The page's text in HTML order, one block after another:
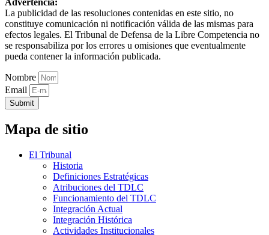
Advertencia:
La publicidad de las resoluciones contenidas en este sitio, no
constituye comunicación ni notificación válida de las mismas para
efectos legales. El Tribunal de Defensa de la Libre Competencia no
se responsabiliza por los errores u omisiones que eventualmente
pueda contener la información publicada.
Nombre
Email
Submit
Mapa de sitio
El Tribunal
Historia
Definiciones Estratégicas
Atribuciones del TDLC
Funcionamiento del TDLC
Integración Actual
Integración Histórica
Actividades Institucionales